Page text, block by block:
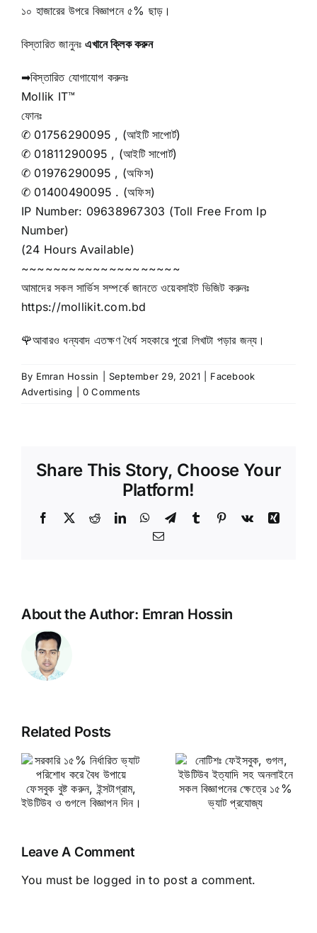
১০ হাজারের উপরে বিজ্ঞাপনে ৫% ছাড়।
বিস্তারিত জানুনঃএখানে ক্লিক করুন
➡বিস্তারিত যোগাযোগ করুনঃ
Mollik IT™
ফোনঃ
✆ 01756290095 , (আইটি সাপোর্ট)
✆ 01811290095 , (আইটি সাপোর্ট)
✆ 01976290095 , (অফিস)
✆ 01400490095 . (অফিস)
IP Number: 09638967303 (Toll Free From Ip
Number)
(24 Hours Available)
~~~~~~~~~~~~~~~~~~~~
আমাদের সকল সার্ভিস সম্পর্কে জানতে ওয়েবসাইট ভিজিট করুনঃ
https://mollikit.com.bd
🌹আবারও ধন্যবাদ এতক্ষণ ধৈর্য সহকারে পুরো লিখাটা পড়ার জন্য।
By Emran Hossin September 29, 2021
Facebook
Advertising
0 Comments
Share This Story, Choose Your
Platform!
Facebook
X RedditLinkedInWhatsApp
TelegramTumblr Pinterest
Vk
Xing
Email
About the Author: Emran Hossin
Related Postsনোটিশঃ
ফেইসবুক, গুগল,
ইউটিউব ইত্যাদি
সহ অনলাইনে
ভ্যাট প্রযোজ্য
Leave A Comment
You must be logged in to post a comment.